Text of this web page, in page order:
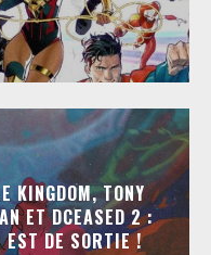
KINGDOM, TONY
ET DCEASED 2 :
EST DE SORTIE !